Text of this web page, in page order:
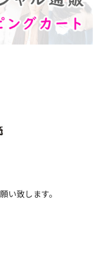
い致します。